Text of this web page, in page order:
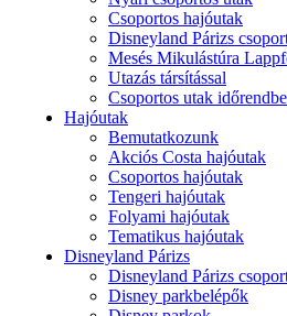
Csoportos hajóutak
Disneyland Párizs
Mesés Mikulástúra
Utazás társítással
Csoportos utak
Hajóutak
Bemutatkozunk
Akciós Costa hajóutak
Csoportos hajóutak
Tengeri hajóutak
Folyami hajóutak
Tematikus hajóutak
Disneyland Párizs
Disneyland Párizs
Disney parkbelépők